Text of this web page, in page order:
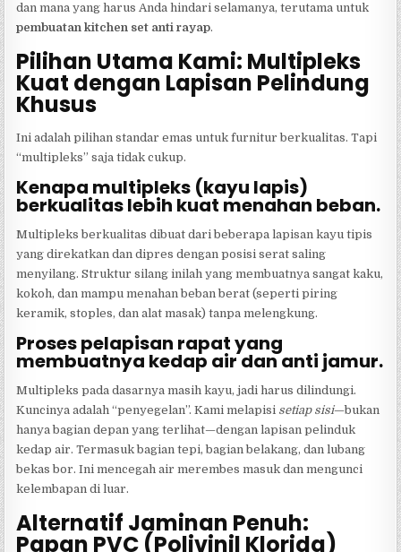
dan mana yang harus Anda hindari selamanya, terutama untuk
pembuatan kitchen set anti rayap.
Pilihan Utama Kami: Multipleks
Kuat dengan Lapisan Pelindung
Khusus
Ini adalah pilihan standar emas untuk furnitur berkualitas. Tapi
“multipleks” saja tidak cukup.
Kenapa multipleks (kayu lapis)
berkualitas lebih kuat menahan beban.
Multipleks berkualitas dibuat dari beberapa lapisan kayu tipis
yang direkatkan dan dipres dengan posisi serat saling
menyilang. Struktur silang inilah yang membuatnya sangat kaku,
kokoh, dan mampu menahan beban berat (seperti piring
keramik, stoples, dan alat masak) tanpa melengkung.
Proses pelapisan rapat yang
membuatnya kedap air dan anti jamur.
Multipleks pada dasarnya masih kayu, jadi harus dilindungi.
Kuncinya adalah “penyegelan”. Kami melapisi setiap sisi—bukan
hanya bagian depan yang terlihat—dengan lapisan pelinduk
kedap air. Termasuk bagian tepi, bagian belakang, dan lubang
bekas bor. Ini mencegah air merembes masuk dan mengunci
kelembapan di luar.
Alternatif Jaminan Penuh:
Papan PVC (Polivinil Klorida)